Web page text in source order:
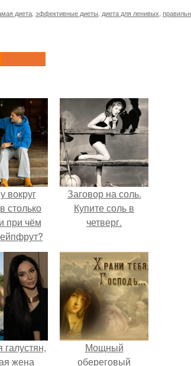
диета эффективные диеты диета для ленивых
вокруг
столько
при чём
Заговор на соль.
Купите соль в
четверг.
галустян,
жена
Мощный
обереговый